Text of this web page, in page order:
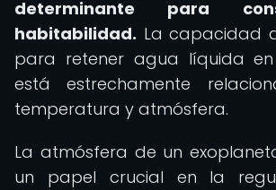
determinante para
habitabilidad. La capacidad
para retener agua líquida en
está estrechamente
temperatura y atmósfera.
La atmósfera de un
un papel crucial en la